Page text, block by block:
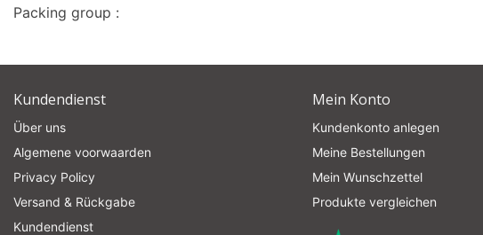
Packing group :
Kundendienst
Über uns
Algemene voorwaarden
Privacy Policy
Versand & Rückgabe
Kundendienst
Mein Konto
Kundenkonto anlegen
Meine Bestellungen
Mein Wunschzettel
Produkte vergleichen